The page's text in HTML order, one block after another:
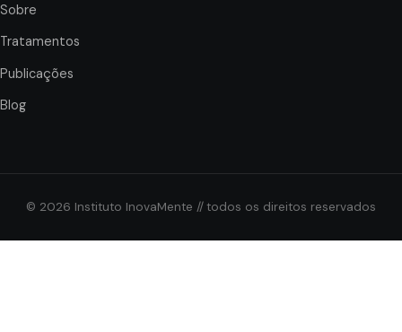
Sobre
Tratamentos
Publicações
Blog
© 2026 Instituto InovaMente // todos os direitos reservados